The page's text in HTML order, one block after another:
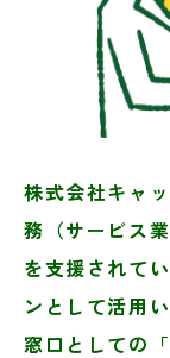
株式会社キャ
務（サービス業
を支援されて
ンとして活用
窓口としての